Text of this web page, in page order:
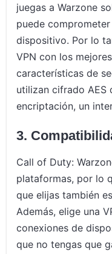
juegas a Warzone
puede
dispositivo. Por lo
VPN con los
características de
utilizan cifrado AES
encriptación, un
3.
Call of Duty:
plataformas, por lo
que elijas también
Además, elige una
conexiones de
que no tengas que